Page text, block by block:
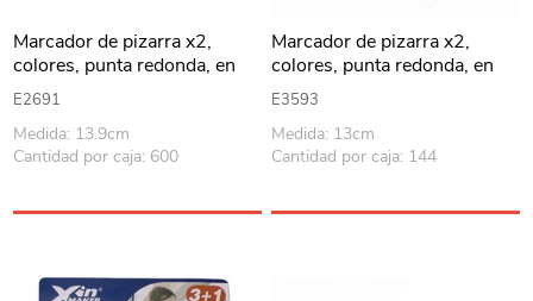
Marcador de pizarra x2,
colores, punta redonda, en
blister
E2691
Medida: 13.9cm
Cantidad por caja: 600
Marcador de pizarra x2,
colores, punta redonda, en
blister BEIFA
E3593
Medida: 13cm
Cantidad por caja: 144